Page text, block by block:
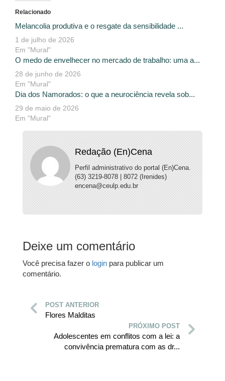
Relacionado
Melancolia produtiva e o resgate da sensibilidade ...
1 de julho de 2026
Em "Mural"
O medo de envelhecer no mercado de trabalho: uma a...
28 de junho de 2026
Em "Mural"
Dia dos Namorados: o que a neurociência revela sob...
29 de maio de 2026
Em "Mural"
Redação (En)Cena
Perfil administrativo do portal (En)Cena.
(63) 3219-8078 | 8072 (Irenides)
encena@ceulp.edu.br
Deixe um comentário
Você precisa fazer o login para publicar um
comentário.
POST ANTERIOR
Flores Malditas
PRÓXIMO POST
Adolescentes em conflitos com a lei: a
convivência prematura com as dr...